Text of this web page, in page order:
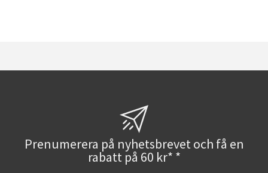
Prenumerera på nyhetsbrevet och få en
rabatt på 60 kr* *